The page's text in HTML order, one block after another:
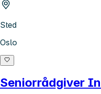
Sted
Oslo
Seniorrådgiver